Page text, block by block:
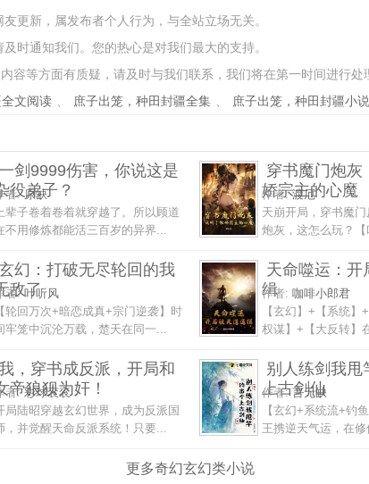
更新，属发布者个人行为，与全站立场无关。
时通知我们。您的热心是对我们最大的支持。
容等方面有质疑，请及时与我们联系，我们将在第一时间进行处
文阅读 、 庶子出笼，种田封疆全集 、 庶子出笼，种田封疆小
一剑9999伤害，你说这是
役弟子？
者:原缺
上辈子卷着卷着就穿越了。所以顾道
不用修炼都能活三百岁的异界...
穿书魔门炮灰
娇宗主的心魔
作者:渡厄
天崩开局，穿书魔
炮灰，这怎么玩？
幻：打破无尽轮回的我
敌了
者:叶听风
【轮回万次+暗恋成真+宗门逆袭】时
牢笼中沉沦万载，楚天在同一...
天命噬运：开
缉
作者: 咖啡小郎君
【玄幻】+【系统
权谋】+【大反转】
，穿书成反派，开局和
帝狼狈为奸！
者:彩球衮衮
局陆昭穿越玄幻世界，成为反派国
，并觉醒天命反派系统！只要...
别人练剑我甩
上古剑仙
作者:言无缺
【玄幻+系统流+钓
王携逆天气运，在
更多奇幻玄幻类小说